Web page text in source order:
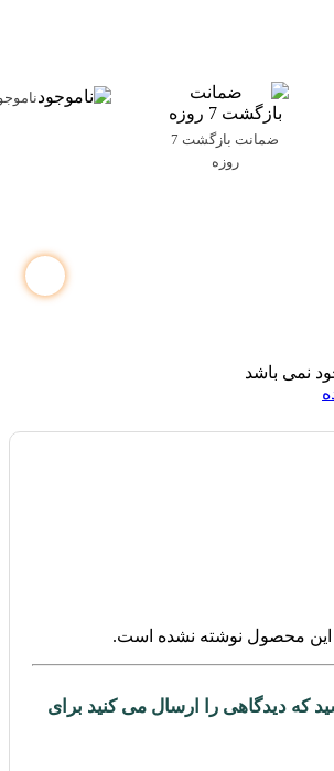
ضمانت بازگشت 7
روزه
نمی باشد
این محصول نوشته نشده است.
که دیدگاهی را ارسال می کنید برای